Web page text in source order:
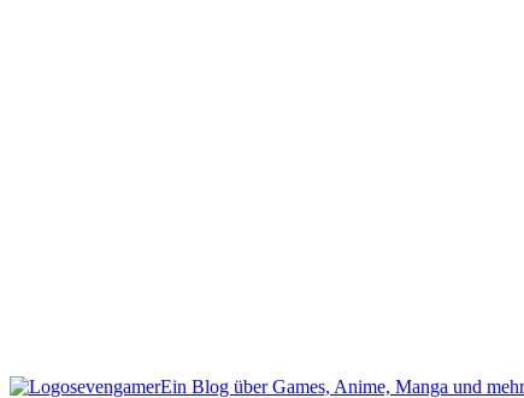
sevengamerEin Blog über Games, Anime, Manga und mehr